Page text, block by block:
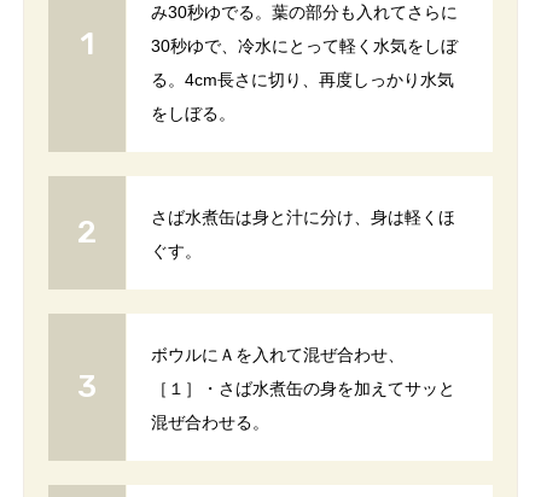
み30秒ゆでる。葉の部分も入れてさらに
30秒ゆで、冷水にとって軽く水気をしぼ
る。4cm長さに切り、再度しっかり水気
をしぼる。
さば水煮缶は身と汁に分け、身は軽くほ
ぐす。
ボウルにＡを入れて混ぜ合わせ、
［１］・さば水煮缶の身を加えてサッと
混ぜ合わせる。